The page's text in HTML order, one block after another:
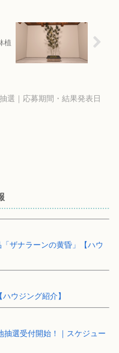
植
選｜応募期間・結果発表日
ザナラーンの黄昏」【ハウ
ウジング紹介】
抽選受付開始！｜スケジュー